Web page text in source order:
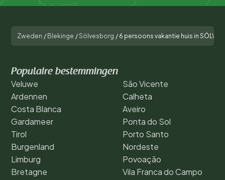
Zweden / Blekinge /Sölvesborg / 6 persoons vakantie huis in
Populaire bestemmingen
Veluwe
Ardennen
Costa Blanca
Gardameer
Tirol
Burgenland
Limburg
Bretagne
São Vicente
Calheta
Aveiro
Ponta do Sol
Porto Santo
Nordeste
Povoação
Vila Franca do Campo